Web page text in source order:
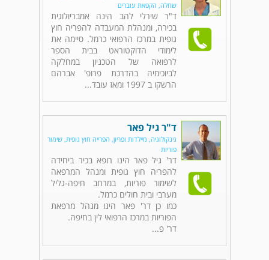
שחלה, הקפאת עוברים
ד"ר שירלי להב הינה אמבריולוגית
בכירה, ומנהלת המעבדה להפריה חוץ
גופית במרכז הרפואי כרמל. סיימה את
לימודי הדוקטוראט בבית הספר
לרפואה של הטכניון במחלקה
לביוכימיה בהדרכת פרופ' אברהם
הרשקו ב 1997 ומאז עובד...
ד"ר גיל פאר
גינקולוגיה, מיילדות ופריון, הפרייה חוץ גופית, שימור
פוריות
דר' גיל פאר הינו רופא בכיר ביחידה
להפריה חוץ גופית ומנהל המרפאה
לשימור פוריות, במרחב חיפה-גליל
מערבי ובית חולים כרמל.
כמו כן דר' פאר הינו מנהל מרפאת
הפוריות במרכז הרפואי לין בחיפה.
דר' פ...